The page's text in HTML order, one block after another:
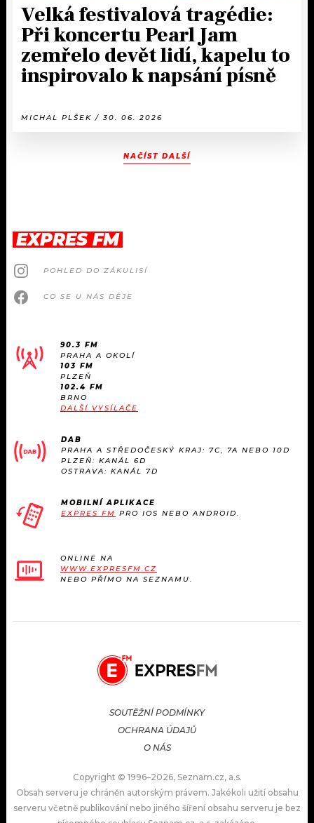
Velká festivalová tragédie:
Při koncertu Pearl Jam
zemřelo devět lidí, kapelu to
inspirovalo k napsání písně
MICHAL PLŠEK / 30. 06. 2026
NAČÍST DALŠÍ
EXPRES FM
POHLED DO ZÁKULISÍ
CO SE U NÁS DĚJE
90.3 FM
PRAHA A OKOLÍ
103 FM
PLZEŇ
102.4 FM
BRNO
DALŠÍ VYSÍLAČE
DAB
PRAHA A STŘEDOČESKÝ KRAJ: 7C, 7A NEBO 10D
PLZEŇ: KANÁL 6D
OSTRAVA: KANÁL 7D
MOBILNÍ APLIKACE
EXPRES FM PRO IOS NEBO ANDROID.
ONLINE NA
WWW.EXPRESFM.CZ
NEBO PŘÍMO NA SEZNAMU.
SOUTĚŽNÍ PODMÍNKY
OCHRANA ÚDAJŮ
O NÁS
Copyright © 1996–2026, Seznam.cz, a.s.
Obsah serveru je chráněn autorským právem. Jakékoli užití obsahu
serveru včetně publikování nebo jiného šíření obsahu serveru je bez